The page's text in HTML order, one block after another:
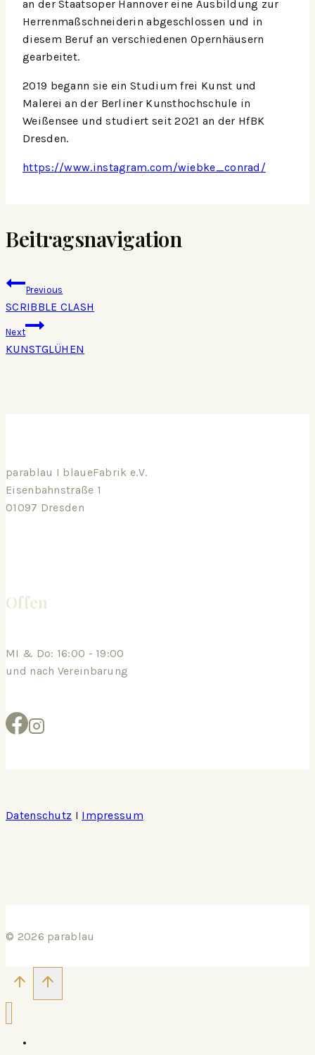
an der Staatsoper Hannover eine Ausbildung zur
Herrenmaßschneiderin abgeschlossen und in
diesem Beruf an verschiedenen Opernhäusern
gearbeitet.
2019 begann sie ein Studium frei Kunst und
Malerei an der Berliner Kunsthochschule in
Weißensee und studiert seit 2021 an der HfBK
Dresden.
https://www.instagram.com/wiebke_conrad/
Beitragsnavigation
Previous
SCRIBBLE CLASH
Next
KUNSTGLÜHEN
parablau I blaueFabrik e.V.
Eisenbahnstraße 1
01097 Dresden
Offen
MI & Do: 16:00 - 19:00
und nach Vereinbarung
Datenschutz I Impressum
© 2026 parablau